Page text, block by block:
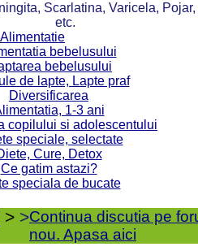
Scarlatina, Varicela, Pojar,
etc.
Alimentatie
bebelusului
bebelusului
de lapte, Lapte praf
Diversificarea
1-3 ani
copilului si adolescentului
speciale, selectate
Cure, Detox
Ce gatim astazi?
speciala de bucate
> >Continua discutia pe
nou. Apasa aici